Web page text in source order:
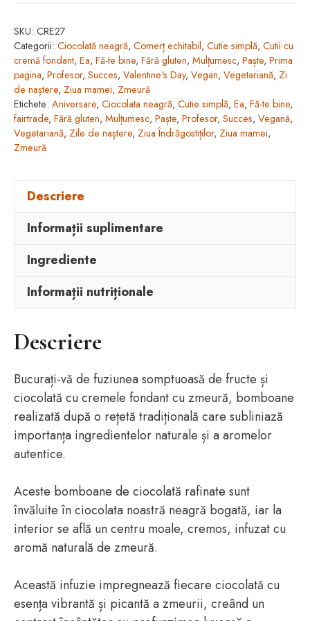
în
ciocolată
neagră
(150g/15buc)
SKU: CRE27
Categorii: Ciocolată neagră, Comerț echitabil, Cutie simplă, Cutii cu
cremă fondant, Ea, Fă-te bine, Fără gluten, Mulțumesc, Paște, Prima
pagina, Profesor, Succes, Valentine's Day, Vegan, Vegetariană, Zi
de naștere, Ziua mamei, Zmeură
Etichete: Aniversare, Ciocolata neagră, Cutie simplă, Ea, Fă-te bine,
fairtrade, Fără gluten, Mulțumesc, Paște, Profesor, Succes, Vegană,
Vegetariană, Zile de naștere, Ziua Îndrăgostiților, Ziua mamei,
Zmeură
Descriere
Informații suplimentare
Ingrediente
Informații nutriționale
Descriere
Bucurați-vă de fuziunea somptuoasă de fructe și
ciocolată cu cremele fondant cu zmeură, bomboane
realizată după o rețetă tradițională care subliniază
importanța ingredientelor naturale și a aromelor
autentice.
Aceste bomboane de ciocolată rafinate sunt
învăluite în ciocolata noastră neagră bogată, iar la
interior se află un centru moale, cremos, infuzat cu
aromă naturală de zmeură.
Această infuzie impregnează fiecare ciocolată cu
esența vibrantă și picantă a zmeurii, creând un